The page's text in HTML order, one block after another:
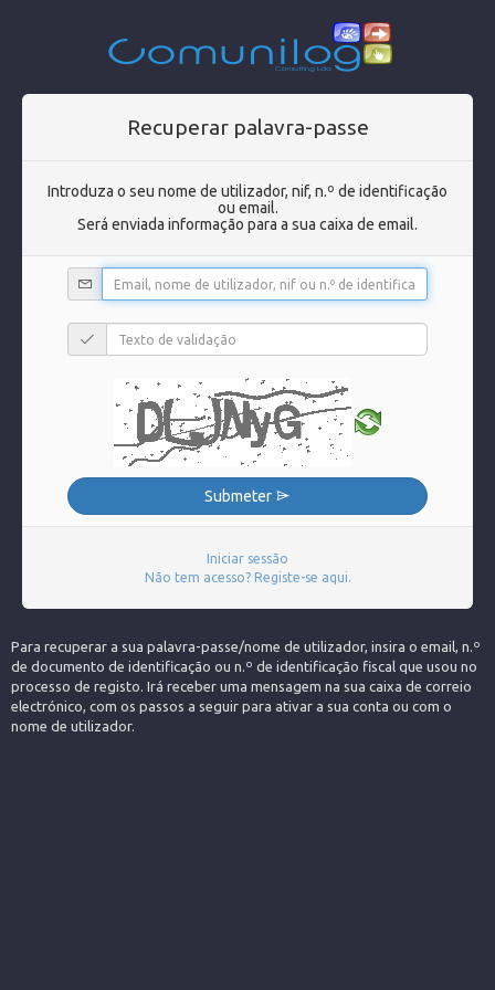
Recuperar palavra-passe
Introduza o seu nome de utilizador, nif, n.º de identificação
ou email.
Será enviada informação para a sua caixa de email.
Submeter
Iniciar sessão
Não tem acesso? Registe-se aqui.
Para recuperar a sua palavra-passe/nome de utilizador, insira o email, n.º
de documento de identificação ou n.º de identificação fiscal que usou no
processo de registo. Irá receber uma mensagem na sua caixa de correio
electrónico, com os passos a seguir para ativar a sua conta ou com o
nome de utilizador.